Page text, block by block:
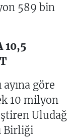
589 bin
10,5
ayına göre
10 milyon
Uludağ
Birliği